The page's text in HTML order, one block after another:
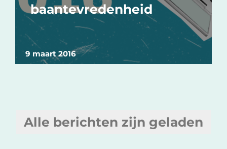
9 maart 2016
baantevredenheid
Alle berichten zijn geladen